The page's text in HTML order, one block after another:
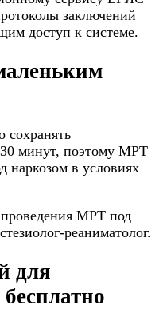
заключений
доступ к системе.
сохранять
минут, поэтому МРТ
наркозом в условиях
проведения МРТ под
реаниматолог.
для